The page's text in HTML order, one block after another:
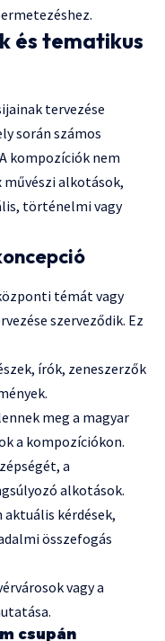
és tematikus
tervezése
során számos
kompozíciók nem
művészi alkotások,
történelmi vagy
témát vagy
szerveződik. Ez
írók, zeneszerzők
meg a magyar
a kompozíciókon.
a
alkotások.
aktuális kérdések,
összefogás
vagy a
csupán